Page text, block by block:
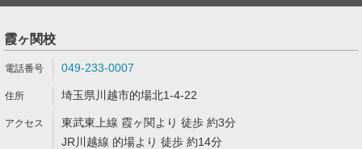
霞ヶ関校
049-233-0007
埼玉県川越市的場北1-4-22
東武東上線 霞ヶ関より 徒歩 約3分
JR川越線 的場より 徒歩 約14分